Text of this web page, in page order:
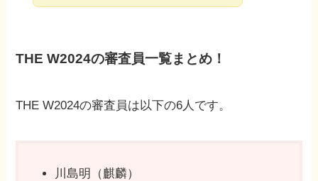
THE W2024の審査員一覧まとめ！
THE W2024の審査員は以下の6人です。
川島明（麒麟）